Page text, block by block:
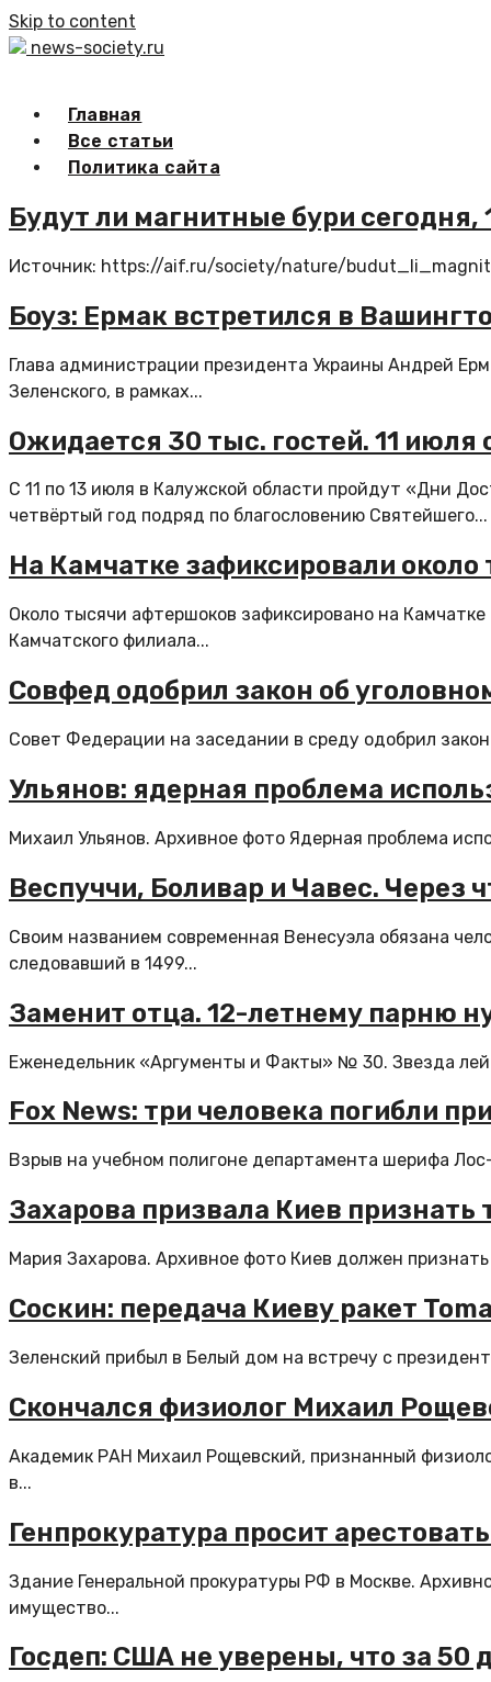
Skip to content
news-society.ru
Главная
Все статьи
Политика сайта
Будут ли магнитные бури сегодня,
Источник: https://aif.ru/society/nature/
Боуз: Ермак встретился в
Глава администрации президента Украины Андрей
Зеленского, в рамках...
Ожидается 30 тыс. гостей. 11
С 11 по 13 июля в Калужской области пройдут «Дни
четвёртый год подряд по благословению Святейшего...
На Камчатке зафиксировали
Около тысячи афтершоков зафиксировано на
Камчатского филиала...
Совфед одобрил закон об
Совет Федерации на заседании в среду одобрил
Ульянов: ядерная проблема
Михаил Ульянов. Архивное фото Ядерная проблема
Веспуччи, Боливар и Чавес. Через
Своим названием современная Венесуэла обязана
следовавший в 1499...
Заменит отца. 12-летнему парню
Еженедельник «Аргументы и Факты» № 30. Звезда
Fox News: три человека погибли
Взрыв на учебном полигоне департамента шерифа
Захарова призвала Киев
Мария Захарова. Архивное фото Киев должен
Соскин: передача Киеву ракет
Зеленский прибыл в Белый дом на встречу с
Скончался физиолог Михаил
Академик РАН Михаил Рощевский, признанный
в...
Генпрокуратура просит
Здание Генеральной прокуратуры РФ в Москве.
имущество...
Госдеп: США не уверены, что за 50